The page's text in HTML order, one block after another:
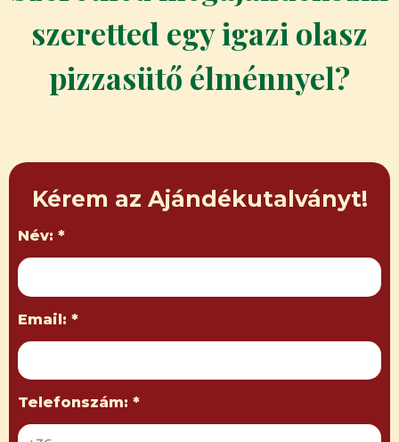
szeretted egy igazi olasz
pizzasütő élménnyel?
Kérem az Ajándékutalványt!
Név: *
Email: *
Telefonszám: *